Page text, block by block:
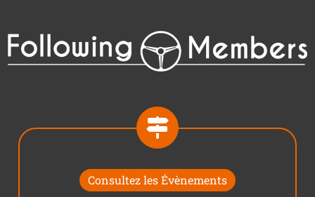
Consultez les Évènements